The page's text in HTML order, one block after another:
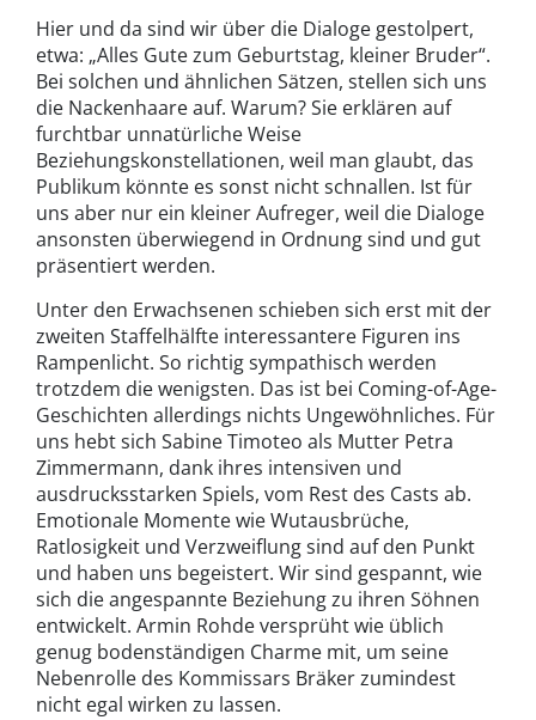
Hier und da sind wir über die Dialoge gestolpert,
etwa: „Alles Gute zum Geburtstag, kleiner Bruder“.
Bei solchen und ähnlichen Sätzen, stellen sich uns
die Nackenhaare auf. Warum? Sie erklären auf
furchtbar unnatürliche Weise
Beziehungskonstellationen, weil man glaubt, das
Publikum könnte es sonst nicht schnallen. Ist für
uns aber nur ein kleiner Aufreger, weil die Dialoge
ansonsten überwiegend in Ordnung sind und gut
präsentiert werden.
Unter den Erwachsenen schieben sich erst mit der
zweiten Staffelhälfte interessantere Figuren ins
Rampenlicht. So richtig sympathisch werden
trotzdem die wenigsten. Das ist bei Coming-of-Age-
Geschichten allerdings nichts Ungewöhnliches. Für
uns hebt sich Sabine Timoteo als Mutter Petra
Zimmermann, dank ihres intensiven und
ausdrucksstarken Spiels, vom Rest des Casts ab.
Emotionale Momente wie Wutausbrüche,
Ratlosigkeit und Verzweiflung sind auf den Punkt
und haben uns begeistert. Wir sind gespannt, wie
sich die angespannte Beziehung zu ihren Söhnen
entwickelt. Armin Rohde versprüht wie üblich
genug bodenständigen Charme mit, um seine
Nebenrolle des Kommissars Bräker zumindest
nicht egal wirken zu lassen.